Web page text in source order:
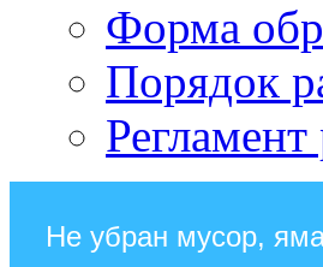
Форма
Порядок
Не убран мусор,